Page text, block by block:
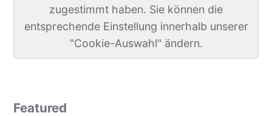
zugestimmt haben. Sie können die
entsprechende Einstellung innerhalb unserer
"Cookie-Auswahl" ändern.
Featured